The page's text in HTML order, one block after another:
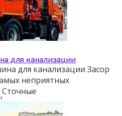
для канализации
для канализации Засор
неприятных